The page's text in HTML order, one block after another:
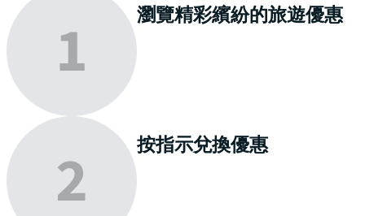
瀏覽精彩繽紛的旅遊優惠
按指示兌換優惠